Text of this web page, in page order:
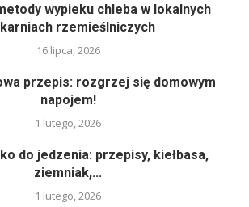
wypieku chleba w lokalnych
rzemieślniczych
16 lipca, 2026
przepis: rozgrzej się domowym
napojem!
1 lutego, 2026
do jedzenia: przepisy, kiełbasa,
ziemniak,...
1 lutego, 2026